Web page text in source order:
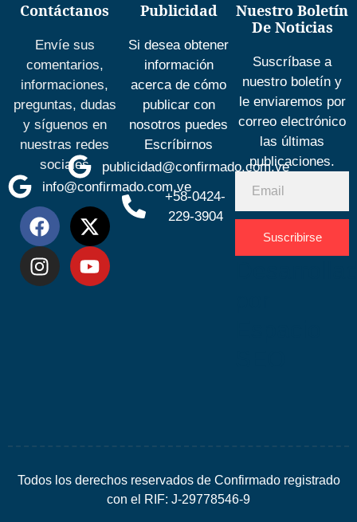
Contáctanos
Envíe sus
comentarios,
informaciones,
preguntas, dudas
y síguenos en
nuestras redes
sociales
info@confirmado.com.ve
Publicidad
Si desea obtener
información
acerca de cómo
publicar con
nosotros puedes
Escríbirnos
publicidad@confirmado.com.ve
+58-0424-
229-3904
Nuestro Boletín
De Noticias
Suscríbase a
nuestro boletín y
le enviaremos por
correo electrónico
las últimas
publicaciones.
Suscribirse
Todos los derechos reservados de Confirmado registrado
con el RIF: J-29778546-9